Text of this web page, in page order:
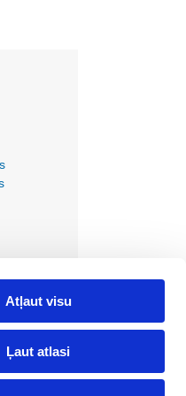
Atļaut visu
Ļaut atlasi